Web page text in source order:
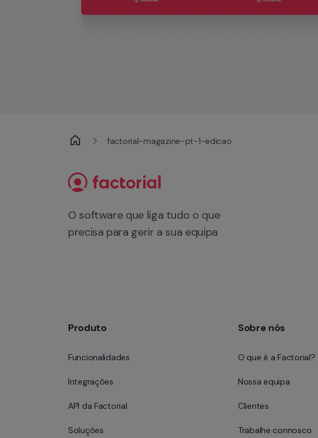
factorial-magazine-pt-1-edicao
O software que liga tudo o que
precisa para gerir a sua equipa
Produto
Funcionalidades
Integrações
API da Factorial
Soluções
Sobre nós
O que é a Factorial?
Nossa equipa
Clientes
Trabalhe connosco